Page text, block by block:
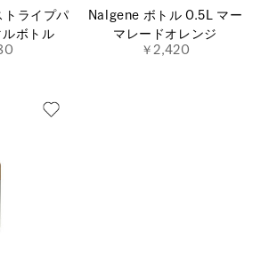
トライプパ
ルボトル
Nalgene ボトル 0.5L マー
マレードオレンジ
￥2,420